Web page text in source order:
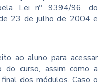
Lei nº 9394/96, do
23 de julho de 2004 e
ao aluno para acessar
curso, assim como a
dos módulos. Caso o